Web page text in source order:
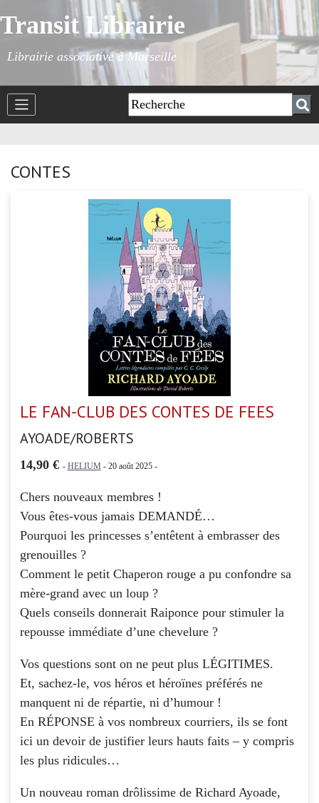
Transit Librairie
Librairie associative à Marseille
CONTES
LE FAN-CLUB DES CONTES DE FEES
AYOADE/ROBERTS
14,90 € - HELIUM - 20 août 2025 -
Chers nouveaux membres !
Vous êtes-vous jamais DEMANDÉ…
Pourquoi les princesses s’entêtent à embrasser des
grenouilles ?
Comment le petit Chaperon rouge a pu confondre sa
mère-grand avec un loup ?
Quels conseils donnerait Raiponce pour stimuler la
repousse immédiate d’une chevelure ?
Vos questions sont on ne peut plus LÉGITIMES.
Et, sachez-le, vos héros et héroïnes préférés ne
manquent ni de répartie, ni d’humour !
En RÉPONSE à vos nombreux courriers, ils se font
ici un devoir de justifier leurs hauts faits – y compris
les plus ridicules…
Un nouveau roman drôlissime de Richard Ayoade,